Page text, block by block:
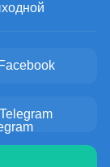
Facebook
Telegram